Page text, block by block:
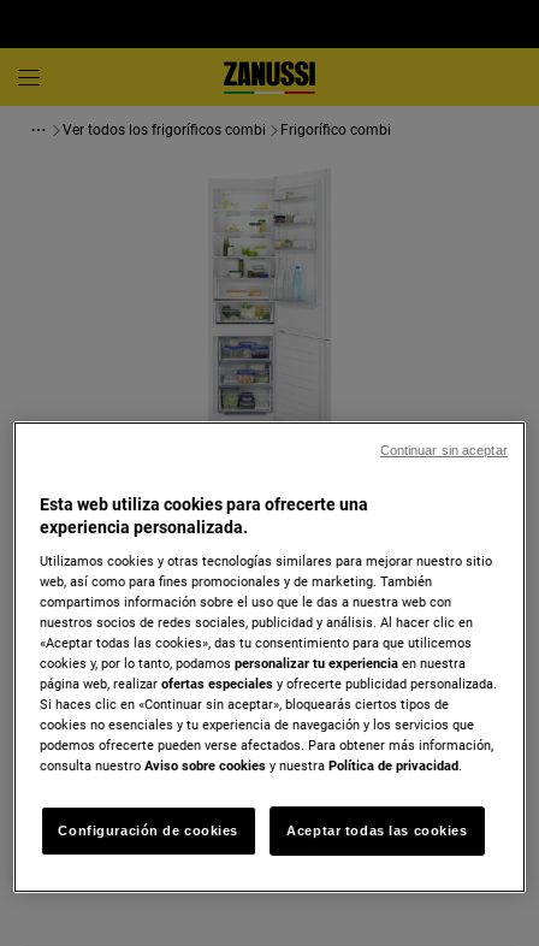
Ver todos los frigoríficos combi Frigorífico combi
ZNME36EW0
de libre instalación de 2010 mm
Ficha de información del producto
utilizar su producto con seguridad lea, por favor, el manual de
Esta web utiliza cookies para ofrecerte una
experiencia personalizada.
Utilizamos cookies y otras tecnologías similares para mejorar nuestro sitio
web, así como para fines promocionales y de marketing. También
compartimos información sobre el uso que le das a nuestra web con
nuestros socios de redes sociales, publicidad y análisis. Al hacer clic en
«Aceptar todas las cookies», das tu consentimiento para que utilicemos
cookies y, por lo tanto, podamospersonalizar tu experienciaen nuestra
página web, realizarofertas especiales y ofrecerte publicidad personalizada.
Si haces clic en «Continuar sin aceptar», bloquearás ciertos tipos de
cookies no esenciales y tu experiencia de navegación y los servicios que
podemos ofrecerte pueden verse afectados. Para obtener más información,
consulta nuestroAviso sobre cookies y nuestraPolítica de privacidad
Configuración de cookies Aceptar todas las cookies
Continuar sin aceptar